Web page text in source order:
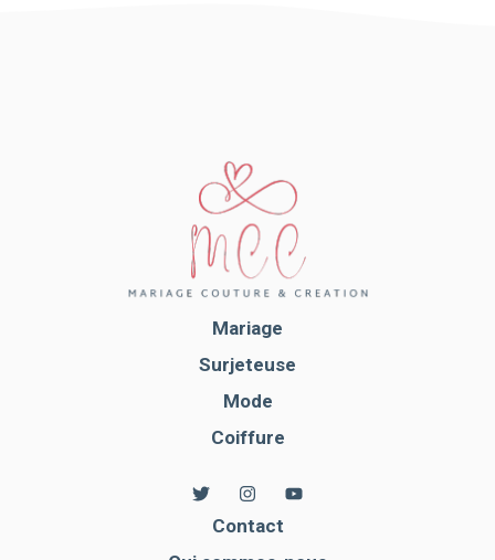
Mariage
Surjeteuse
Mode
Coiffure
Contact